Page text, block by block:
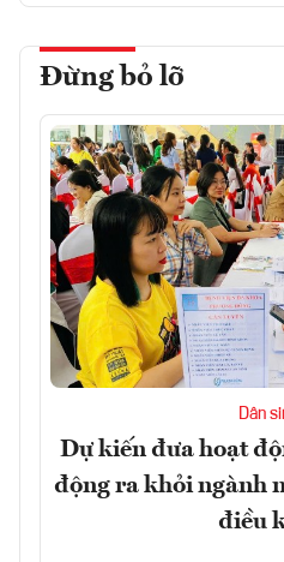
Đừng bỏ lỡ
Dân
Dự kiến đưa hoạt
động ra khỏi ngành
điều